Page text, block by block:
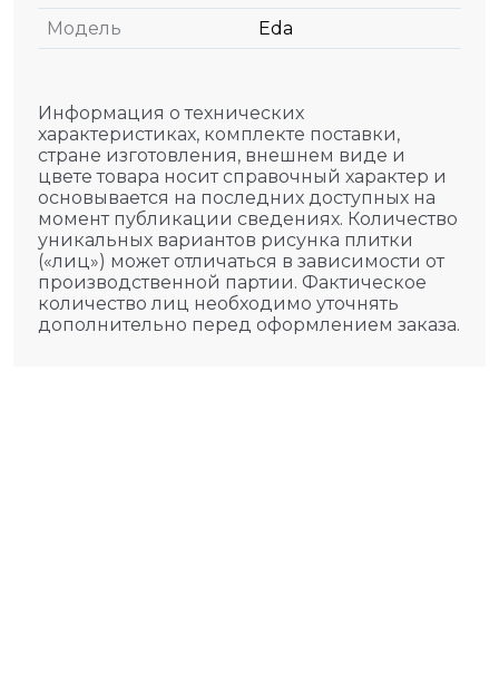
Модель Eda
Информация о технических
характеристиках, комплекте поставки,
стране изготовления, внешнем виде и
цвете товара носит справочный характер и
основывается на последних доступных на
момент публикации сведениях. Количество
уникальных вариантов рисунка плитки
(«лиц») может отличаться в зависимости от
производственной партии. Фактическое
количество лиц необходимо уточнять
дополнительно перед оформлением заказа.